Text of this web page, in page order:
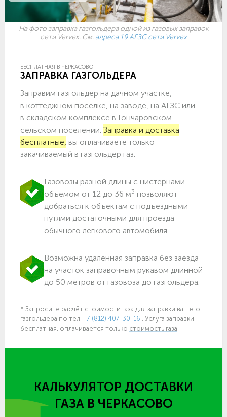
На фото заправка газгольдера одной из газовых заправок
сети Vervex. См. адреса 19 АГЗС сети Vervex
БЕСПЛАТНАЯ В ЧЕРКАСОВО
ЗАПРАВКА ГАЗГОЛЬДЕРА
Заправим газгольдер на дачном участке,
в коттеджном посёлке, на заводе, на АГЗС или
в складском комплексе в Гончаровском
сельском поселении. Заправка и доставка
бесплатные, вы оплачиваете только
закачиваемый в газгольдер газ.
Газовозы разной длины с цистернами
объемом от 12 до 36 м3 позволяют
добраться к объектам c подъездными
путями достаточными для проезда
обычного легкового автомобиля.
Возможна удалённая заправка без заезда
на участок заправочным рукавом длинной
до 50 метров от газовоза до газгольдера.
* Запросите расчёт стоимости газа для заправки вашего
газгольдера по тел. +7 (812) 407-30-16 . Услуга заправки
бесплатная, оплачивается только стоимость газа
КАЛЬКУЛЯТОР ДОСТАВКИ
ГАЗА В ЧЕРКАСОВО